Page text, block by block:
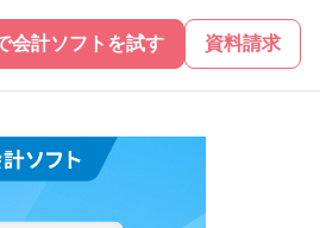
資料請求
会計ソフトを試す